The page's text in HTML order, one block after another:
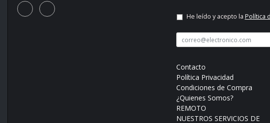
He leído y acepto la Política
Contacto
Política Privacidad
Condiciones de Compra
¿Quienes Somos?
REMOTO
NUESTROS SERVICIOS DE